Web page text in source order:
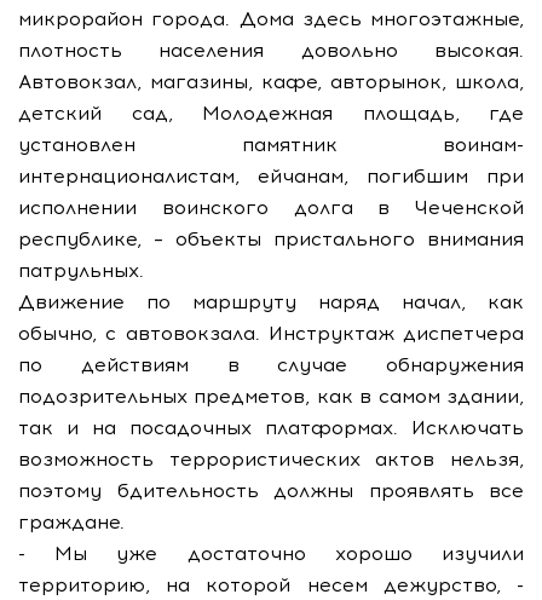
микрорайон города. Дома здесь многоэтажные,
плотность населения довольно высокая.
Автовокзал, магазины, кафе, авторынок, школа,
детский сад, Молодежная площадь, где
установлен памятник воинам-
интернационалистам, ейчанам, погибшим при
исполнении воинского долга в Чеченской
республике, – объекты пристального внимания
патрульных.
Движение по маршруту наряд начал, как
обычно, с автовокзала. Инструктаж диспетчера
по действиям в случае обнаружения
подозрительных предметов, как в самом здании,
так и на посадочных платформах. Исключать
возможность террористических актов нельзя,
поэтому бдительность должны проявлять все
граждане.
- Мы уже достаточно хорошо изучили
территорию, на которой несем дежурство, -